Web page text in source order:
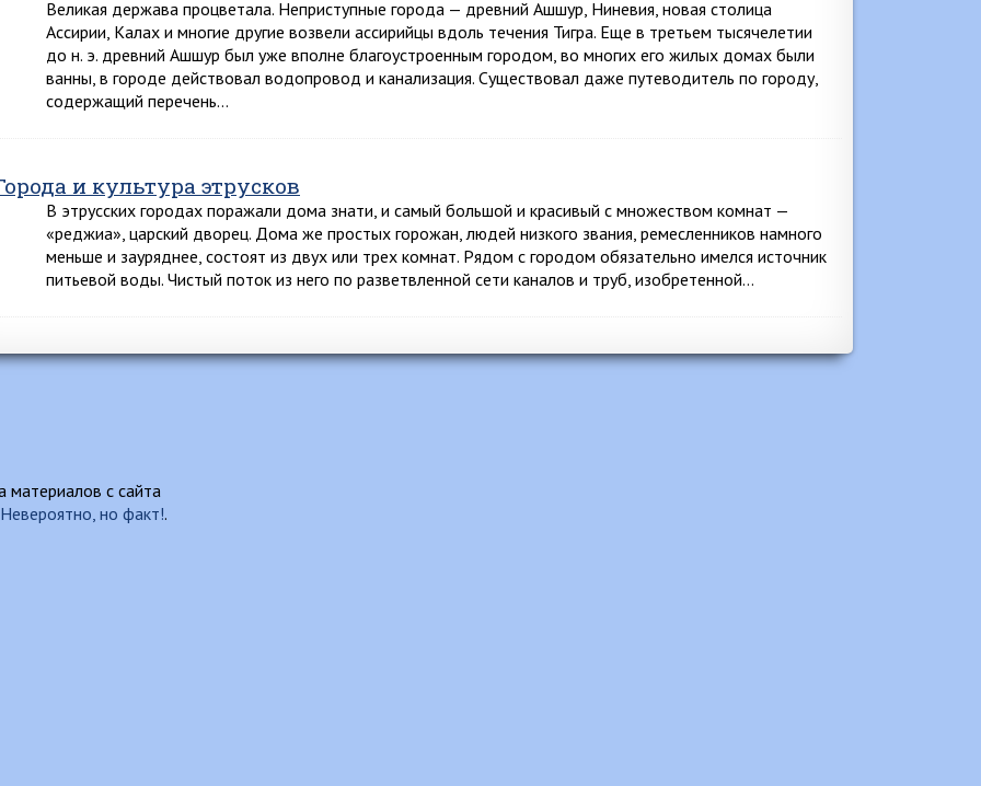
Великая держава процветала. Неприступные города — древний Ашшур, Ниневия, новая столица
Ассирии, Калах и многие другие возвели ассирийцы вдоль течения Тигра. Еще в третьем тысячелетии
до н. э. древний Ашшур был уже вполне благоустроенным городом, во многих его жилых домах были
ванны, в городе действовал водопровод и канализация. Существовал даже путеводитель по городу,
содержащий перечень…
и культура этрусков
В этрусских городах поражали дома знати, и самый большой и красивый с множеством комнат —
«реджиа», царский дворец. Дома же простых горожан, людей низкого звания, ремесленников намного
меньше и зауряднее, состоят из двух или трех комнат. Рядом с городом обязательно имелся источник
питьевой воды. Чистый поток из него по разветвленной сети каналов и труб, изобретенной…
с сайта
Невероятно, но факт!.